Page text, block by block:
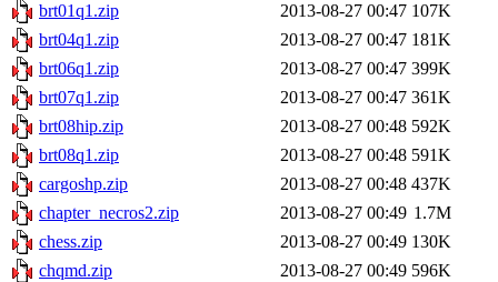
brt01q1.zip
2013-08-27 00:47 107K
brt04q1.zip
2013-08-27 00:47 181K
brt06q1.zip
2013-08-27 00:47 399K
brt07q1.zip
2013-08-27 00:47 361K
brt08hip.zip
2013-08-27 00:48 592K
brt08q1.zip
2013-08-27 00:48 591K
cargoshp.zip
2013-08-27 00:48 437K
chapter_necros2.zip
2013-08-27 00:49 1.7M
chess.zip
2013-08-27 00:49 130K
chqmd.zip
2013-08-27 00:49 596K